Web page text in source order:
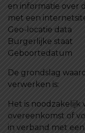
en informatie over
met een
Geo-locatie data
Burgerlijke staat
Geboortedatum
De grondslag
verwerken is:
Het is
overeenkomst of
in verband met